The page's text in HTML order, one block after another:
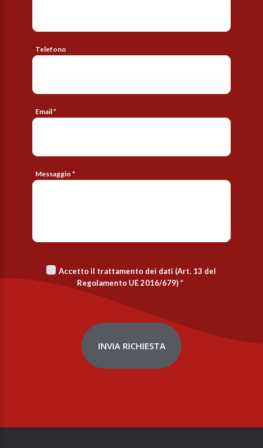
Telefono
Email *
Messaggio *
Accetto il trattamento dei dati (Art. 13 del
Regolamento UE 2016/679)*
INVIA RICHIESTA